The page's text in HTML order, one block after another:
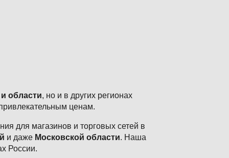
области, но и в других регионах
ценам.
для магазинов и торговых сетей в
и даже Московской области. Наша
России.